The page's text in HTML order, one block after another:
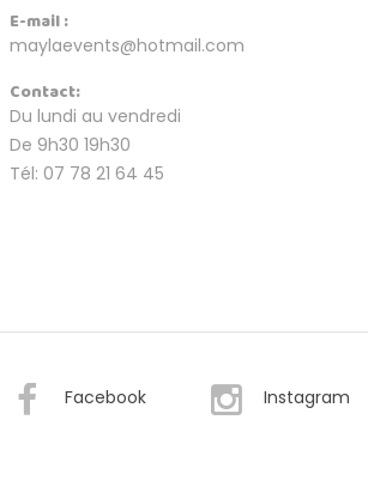
E-mail :
maylaevents@hotmail.com
Contact:
Du lundi au vendredi
De 9h30 19h30
Tél: 07 78 21 64 45
Facebook Instagram